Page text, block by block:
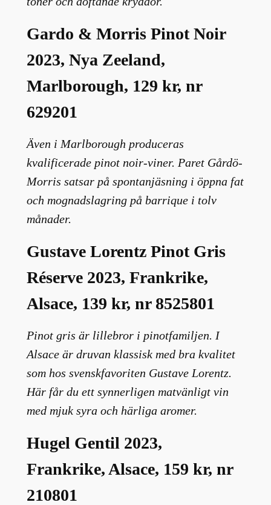
Gardo & Morris Pinot Noir
2023, Nya Zeeland,
Marlborough, 129 kr, nr
629201
Även i Marlborough produceras
kvalificerade pinot noir-viner. Paret Gårdö-
Morris satsar på spontanjäsning i öppna fat
och mognadslagring på barrique i tolv
månader.
Gustave Lorentz Pinot Gris
Réserve 2023, Frankrike,
Alsace, 139 kr, nr 8525801
Pinot gris är lillebror i pinotfamiljen. I
Alsace är druvan klassisk med bra kvalitet
som hos svenskfavoriten Gustave Lorentz.
Här får du ett synnerligen matvänligt vin
med mjuk syra och härliga aromer.
Hugel Gentil 2023,
Frankrike, Alsace, 159 kr, nr
210801